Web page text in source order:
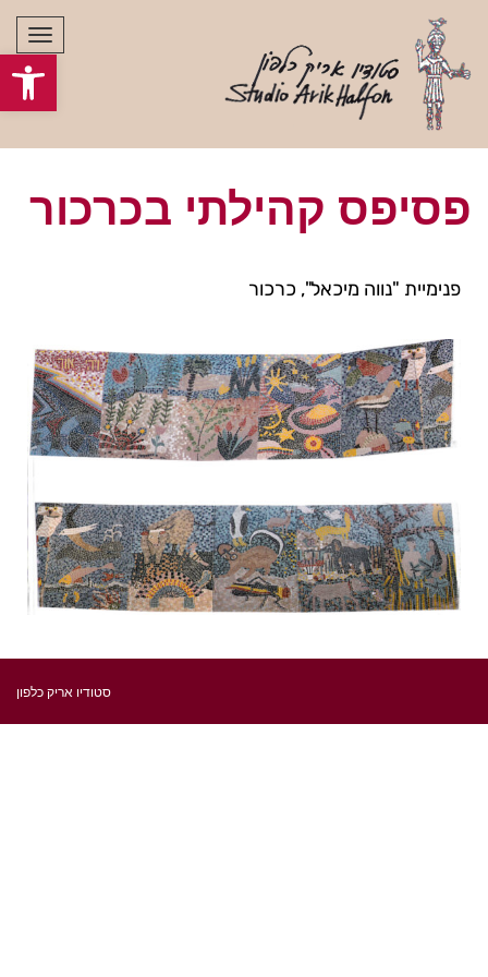
פסיפס קהילתי בכרכור
פנימיית "נווה מיכאל", כרכור
סטודיו אריק כלפון
פתח